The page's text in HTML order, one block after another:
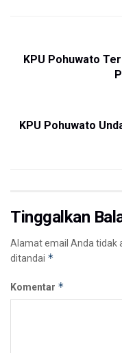
KPU Pohuwato
KPU Pohuwato
Tinggalkan
Alamat email Anda tidak
ditandai *
Komentar *